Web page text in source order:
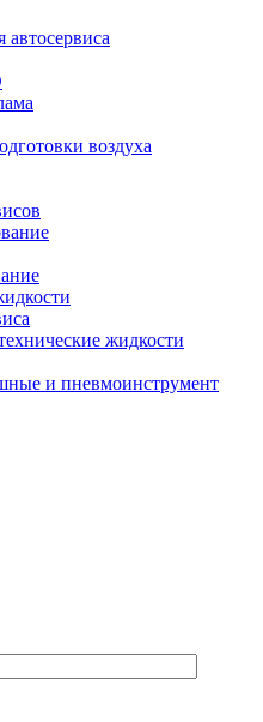
автосервиса
воздуха
жидкости
и пневмоинструмент